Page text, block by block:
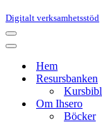
Digitalt verksamhetsstöd
Navigeringsmeny
Navigeringsmeny
Hem
Resursbanken
Om Ihsero
Böcker